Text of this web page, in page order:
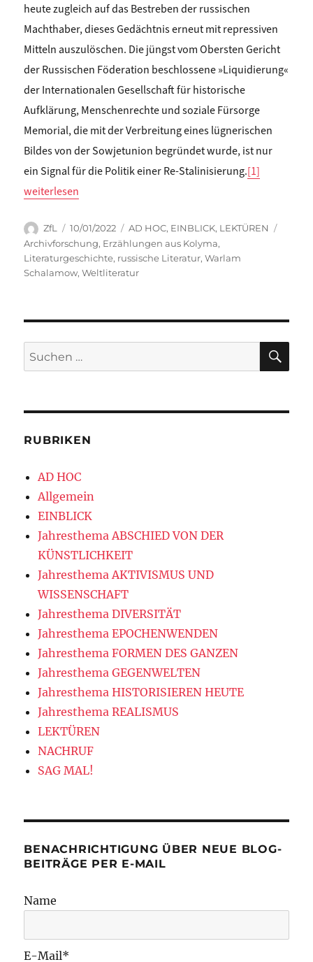
heute zugleich auf das Bestreben der russischen
Machthaber, dieses Gedächtnis erneut mit repressiven
Mitteln auszulöschen. Die jüngst vom Obersten Gericht
der Russischen Föderation beschlossene »Liquidierung«
der Internationalen Gesellschaft für historische
Aufklärung, Menschenrechte und soziale Fürsorge
Memorial, die mit der Verbreitung eines lügnerischen
Bildes von der Sowjetunion begründet wurde, ist nur
ein Signal für die Politik einer Re-Stalinisierung.[1]
„Franziska Thun-Hohenstein: WARLAM SCHALAMOW AN DEN
weiterlesen
Autor
ZfL
Veröffentlicht
am
10/01/2022 Kategorien
AD HOC, EINBLICK, LEKTÜREN
Archivforschung, Erzählungen aus Kolyma,
Literaturgeschichte, russische Literatur,Warlam
Schalamow,Weltliteratur
Suchen
nach:
RUBRIKEN
AD HOC
Allgemein
EINBLICK
Jahresthema ABSCHIED VON DER
KÜNSTLICHKEIT
Jahresthema AKTIVISMUS UND
WISSENSCHAFT
Jahresthema DIVERSITÄT
Jahresthema EPOCHENWENDEN
Jahresthema FORMEN DES GANZEN
Jahresthema GEGENWELTEN
Jahresthema HISTORISIEREN HEUTE
Jahresthema REALISMUS
LEKTÜREN
NACHRUF
SAG MAL!
BENACHRICHTIGUNG ÜBER NEUE BLOG-
BEITRÄGE PER E-MAIL
Name
E-Mail*